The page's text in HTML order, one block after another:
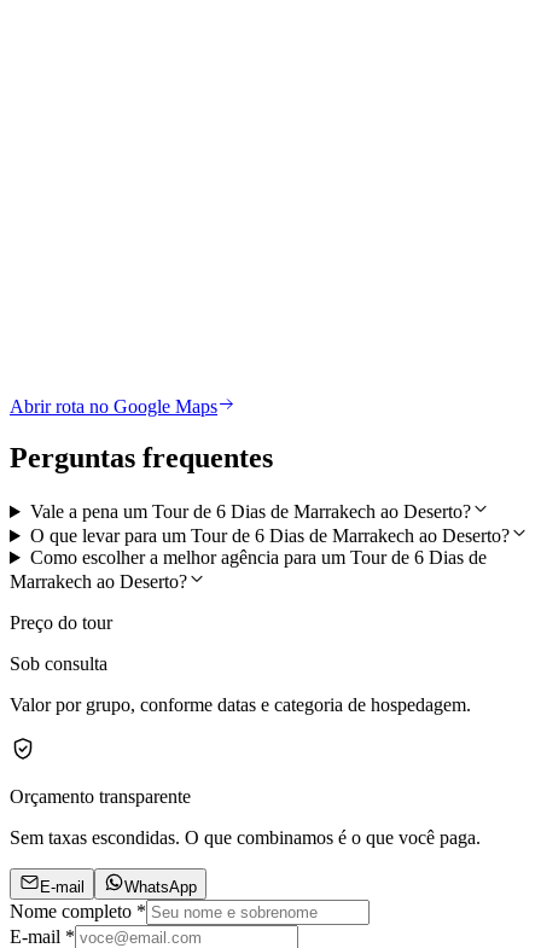
Abrir rota no Google Maps
Perguntas frequentes
Vale a pena um Tour de 6 Dias de Marrakech ao Deserto?
O que levar para um Tour de 6 Dias de Marrakech ao Deserto?
Como escolher a melhor agência para um Tour de 6 Dias de
Marrakech ao Deserto?
Preço do tour
Sob consulta
Valor por grupo, conforme datas e categoria de hospedagem.
Orçamento transparente
Sem taxas escondidas. O que combinamos é o que você paga.
E-mail WhatsApp
Nome completo *
E-mail *